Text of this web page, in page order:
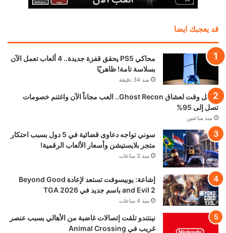
قد يعجبك ايضا
محاكي PS5 يحقق قفزة جديدة.. 4 ألعاب تعمل الآن
بسلاسة تامة! ظاهريًا
منذ 34 دقيقة
أفضل وقت لعشاق Ghost Recon.. العب مجاناً الآن واغتنم خصومات
تصل إلى 95%
منذ ساعتين
سوني تواجه دعاوى قضائية في 5 دول بسبب احتكار
متجر بلايستيشن وأسعار الألعاب الرقمية!
منذ 3 ساعات
إشاعة: يوبيسوفت تستعد لإعادة Beyond Good
and Evil 2 باسم جديد في TGA 2026
منذ 4 ساعات
نينتندو تلقت إتصالات غاضبة من الأهالي بسبب عنصر
غريب في Animal Crossing